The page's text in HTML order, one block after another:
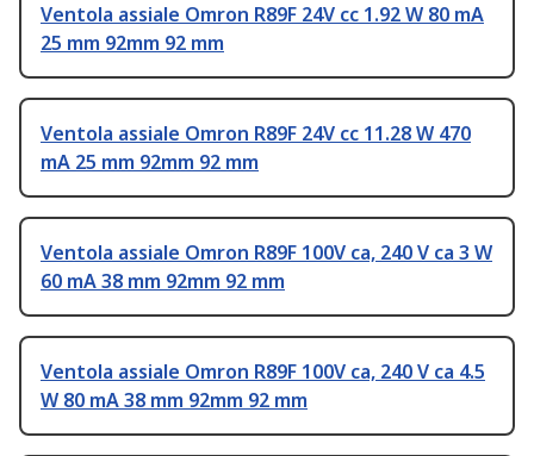
Ventola assiale Omron R89F 24V cc 1.92 W 80 mA
25 mm 92mm 92 mm
Ventola assiale Omron R89F 24V cc 11.28 W 470
mA 25 mm 92mm 92 mm
Ventola assiale Omron R89F 100V ca, 240 V ca 3 W
60 mA 38 mm 92mm 92 mm
Ventola assiale Omron R89F 100V ca, 240 V ca 4.5
W 80 mA 38 mm 92mm 92 mm